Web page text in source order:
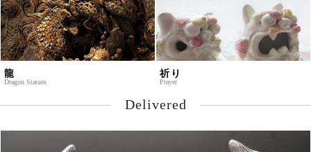
龍
Dragon Statues
祈り
Prayer
Delivered